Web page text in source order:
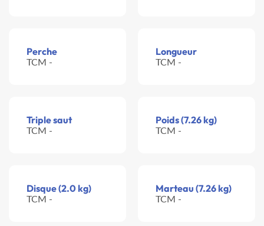
Perche
TCM -
Longueur
TCM -
Triple saut
TCM -
Poids (7.26 kg)
TCM -
Disque (2.0 kg)
TCM -
Marteau (7.26 kg)
TCM -